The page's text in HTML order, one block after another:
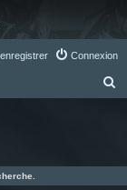
Connexion
e